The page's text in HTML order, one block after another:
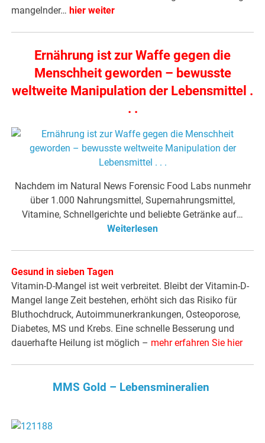
mangelnder…hier weiter
Ernährung ist zur Waffe gegen die
Menschheit geworden – bewusste
weltweite Manipulation der Lebensmittel .
. .
Nachdem im Natural News Forensic Food Labs nunmehr
über 1.000 Nahrungsmittel, Supernahrungsmittel,
Vitamine, Schnellgerichte und beliebte Getränke auf…
Weiterlesen
Gesund in sieben Tagen
Vitamin-D-Mangel ist weit verbreitet. Bleibt der Vitamin-D-
Mangel lange Zeit bestehen, erhöht sich das Risiko für
Bluthochdruck, Autoimmunerkrankungen, Osteoporose,
Diabetes, MS und Krebs. Eine schnelle Besserung und
dauerhafte Heilung ist möglich – mehr erfahren Sie hier
MMS Gold – Lebensmineralien